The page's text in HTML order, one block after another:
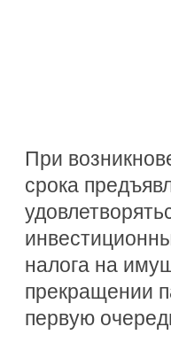
При
срока
налога на
прекращении
первую